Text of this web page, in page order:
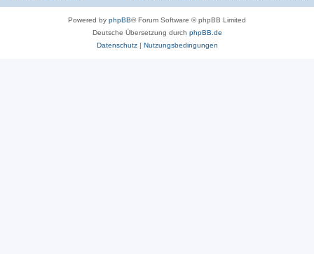
Powered by phpBB® Forum Software © phpBB Limited
Deutsche Übersetzung durch phpBB.de
Datenschutz| Nutzungsbedingungen